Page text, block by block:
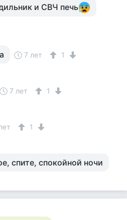
и СВЧ печь
7 лет 1
7 лет 1
1
спите, спокойной ночи